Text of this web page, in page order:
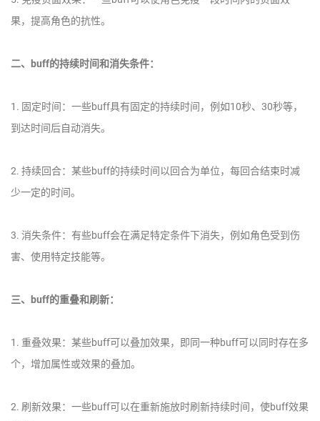
果，提高角色的抗性。
二、buff的持续时间和消失条件：
1. 固定时间：一些buff具有固定的持续时间，例如10秒、30秒等，
到达时间后自动消失。
2. 持续回合：某些buff的持续时间以回合为单位，每回合结束时减
少一定的时间。
3. 消失条件：有些buff会在满足特定条件下消失，例如角色受到伤
害、使用特定技能等。
三、buff的重叠和刷新：
1. 重叠效果：某些buff可以叠加效果，即同一种buff可以同时存在多
个，增加属性或效果的叠加。
2. 刷新效果：一些buff可以在重新施放时刷新持续时间，使buff效果